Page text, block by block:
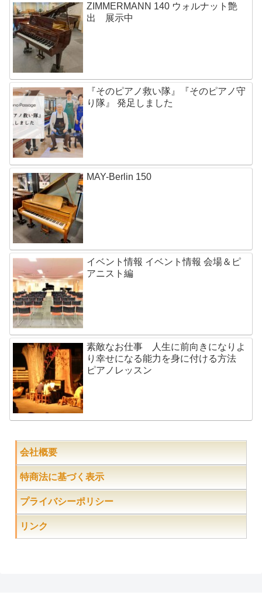
ZIMMERMANN 140 ウォルナット艶
出 展示中
『そのピアノ救い隊』『そのピアノ守
り隊』 発足しました
MAY-Berlin 150
イベント情報 イベント情報 会場＆ピ
アニスト編
素敵なお仕事 人生に前向きになりよ
り幸せになる能力を身に付ける方法
ピアノレッスン
会社概要
特商法に基づく表示
プライバシーポリシー
リンク